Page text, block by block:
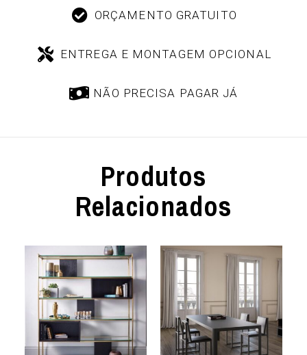
ORÇAMENTO GRATUITO
ENTREGA E MONTAGEM OPCIONAL
NÃO PRECISA PAGAR JÁ
Produtos
Relacionados